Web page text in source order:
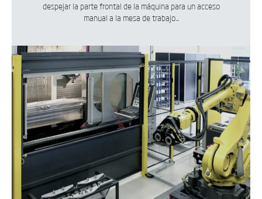
despejar la parte frontal de la máquina para un acceso
manual a la mesa de trabajo...